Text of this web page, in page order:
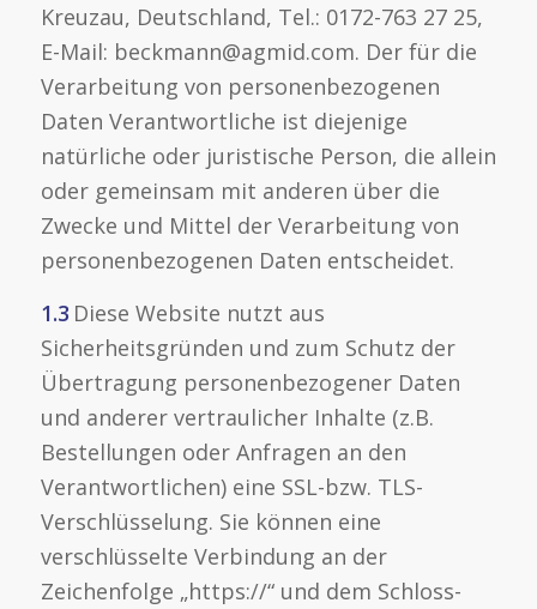
Kreuzau, Deutschland, Tel.: 0172-763 27 25,
E-Mail: beckmann@agmid.com. Der für die
Verarbeitung von personenbezogenen
Daten Verantwortliche ist diejenige
natürliche oder juristische Person, die allein
oder gemeinsam mit anderen über die
Zwecke und Mittel der Verarbeitung von
personenbezogenen Daten entscheidet.
1.3 Diese Website nutzt aus
Sicherheitsgründen und zum Schutz der
Übertragung personenbezogener Daten
und anderer vertraulicher Inhalte (z.B.
Bestellungen oder Anfragen an den
Verantwortlichen) eine SSL-bzw. TLS-
Verschlüsselung. Sie können eine
verschlüsselte Verbindung an der
Zeichenfolge „https://“ und dem Schloss-